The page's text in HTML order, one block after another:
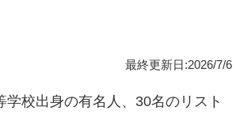
最終更新日:2026/7/6
学校出身の有名人、30名のリスト